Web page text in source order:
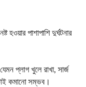
হওয়ার পাশাপাশি দুর্ঘটনার
প্লাগ খুলে রাখা, সার্জ
কমানো সম্ভব।